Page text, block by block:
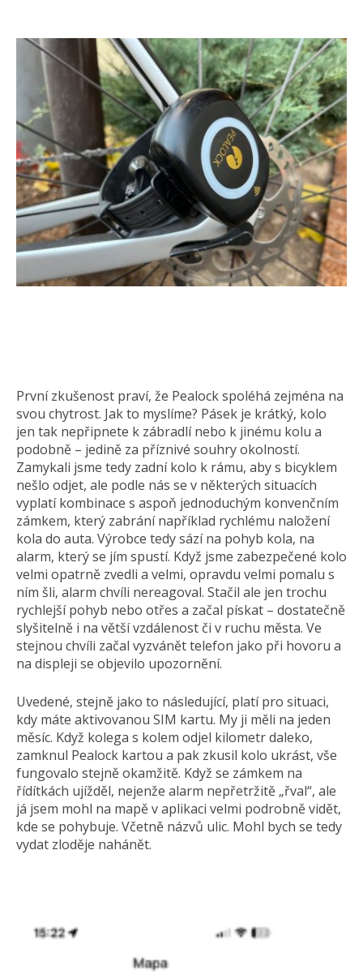
První zkušenost praví, že Pealock spoléhá zejména na
svou chytrost. Jak to myslíme? Pásek je krátký, kolo
jen tak nepřipnete k zábradlí nebo k jinému kolu a
podobně – jedině za příznivé souhry okolností.
Zamykali jsme tedy zadní kolo k rámu, aby s bicyklem
nešlo odjet, ale podle nás se v některých situacích
vyplatí kombinace s aspoň jednoduchým konvenčním
zámkem, který zabrání například rychlému naložení
kola do auta. Výrobce tedy sází na pohyb kola, na
alarm, který se jím spustí. Když jsme zabezpečené kolo
velmi opatrně zvedli a velmi, opravdu velmi pomalu s
ním šli, alarm chvíli nereagoval. Stačil ale jen trochu
rychlejší pohyb nebo otřes a začal pískat – dostatečně
slyšitelně i na větší vzdálenost či v ruchu města. Ve
stejnou chvíli začal vyzvánět telefon jako při hovoru a
na displeji se objevilo upozornění.
Uvedené, stejně jako to následující, platí pro situaci,
kdy máte aktivovanou SIM kartu. My ji měli na jeden
měsíc. Když kolega s kolem odjel kilometr daleko,
zamknul Pealock kartou a pak zkusil kolo ukrást, vše
fungovalo stejně okamžitě. Když se zámkem na
řídítkách ujížděl, nejenže alarm nepřetržitě „řval“, ale
já jsem mohl na mapě v aplikaci velmi podrobně vidět,
kde se pohybuje. Včetně názvů ulic. Mohl bych se tedy
vydat zloděje nahánět.